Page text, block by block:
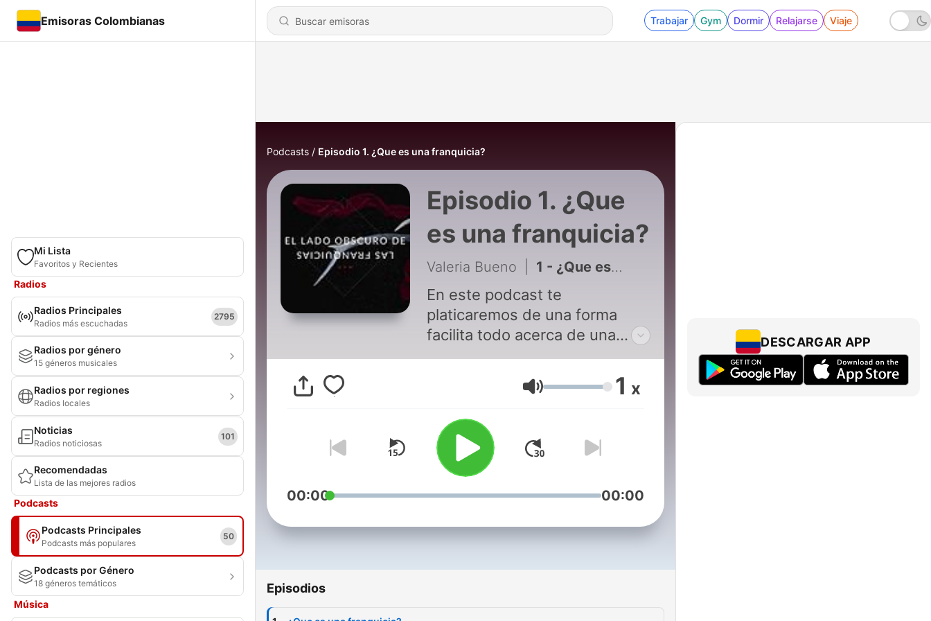
Emisoras Colombianas Trabajar Gym Dormir Relajarse Viaje
Mi Lista
Favoritos y Recientes
Radios
Radios Principales
Radios más escuchadas
2795
Radios por género
15 géneros musicales
Radios por regiones
Radios locales
Noticias
Radios noticiosas
101
Recomendadas
Lista de las mejores radios
Podcasts
Podcasts Principales
Podcasts más populares
50
Podcasts por Género
18 géneros temáticos
Música
Podcasts Episodio 1. ¿Que es una franquicia?
Episodio 1. ¿Que
es una franquicia?
Valeria Bueno 1 - ¿Que es una franquicia?
En este podcast te
platicaremos de una forma
facilita todo acerca de una
franquicia.
Volumen 1 x
00:00 00:00
Episodios
DESCARGAR APP